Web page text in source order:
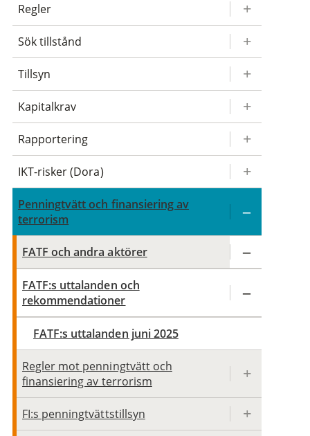
Regler
Sök tillstånd
Tillsyn
Kapitalkrav
Rapportering
IKT-risker (Dora)
Penningtvätt och finansiering av
terrorism
FATF och andra aktörer
FATF:s uttalanden och
rekommendationer
FATF:s uttalanden juni 2025
Regler mot penningtvätt och
finansiering av terrorism
FI:s penningtvättstillsyn